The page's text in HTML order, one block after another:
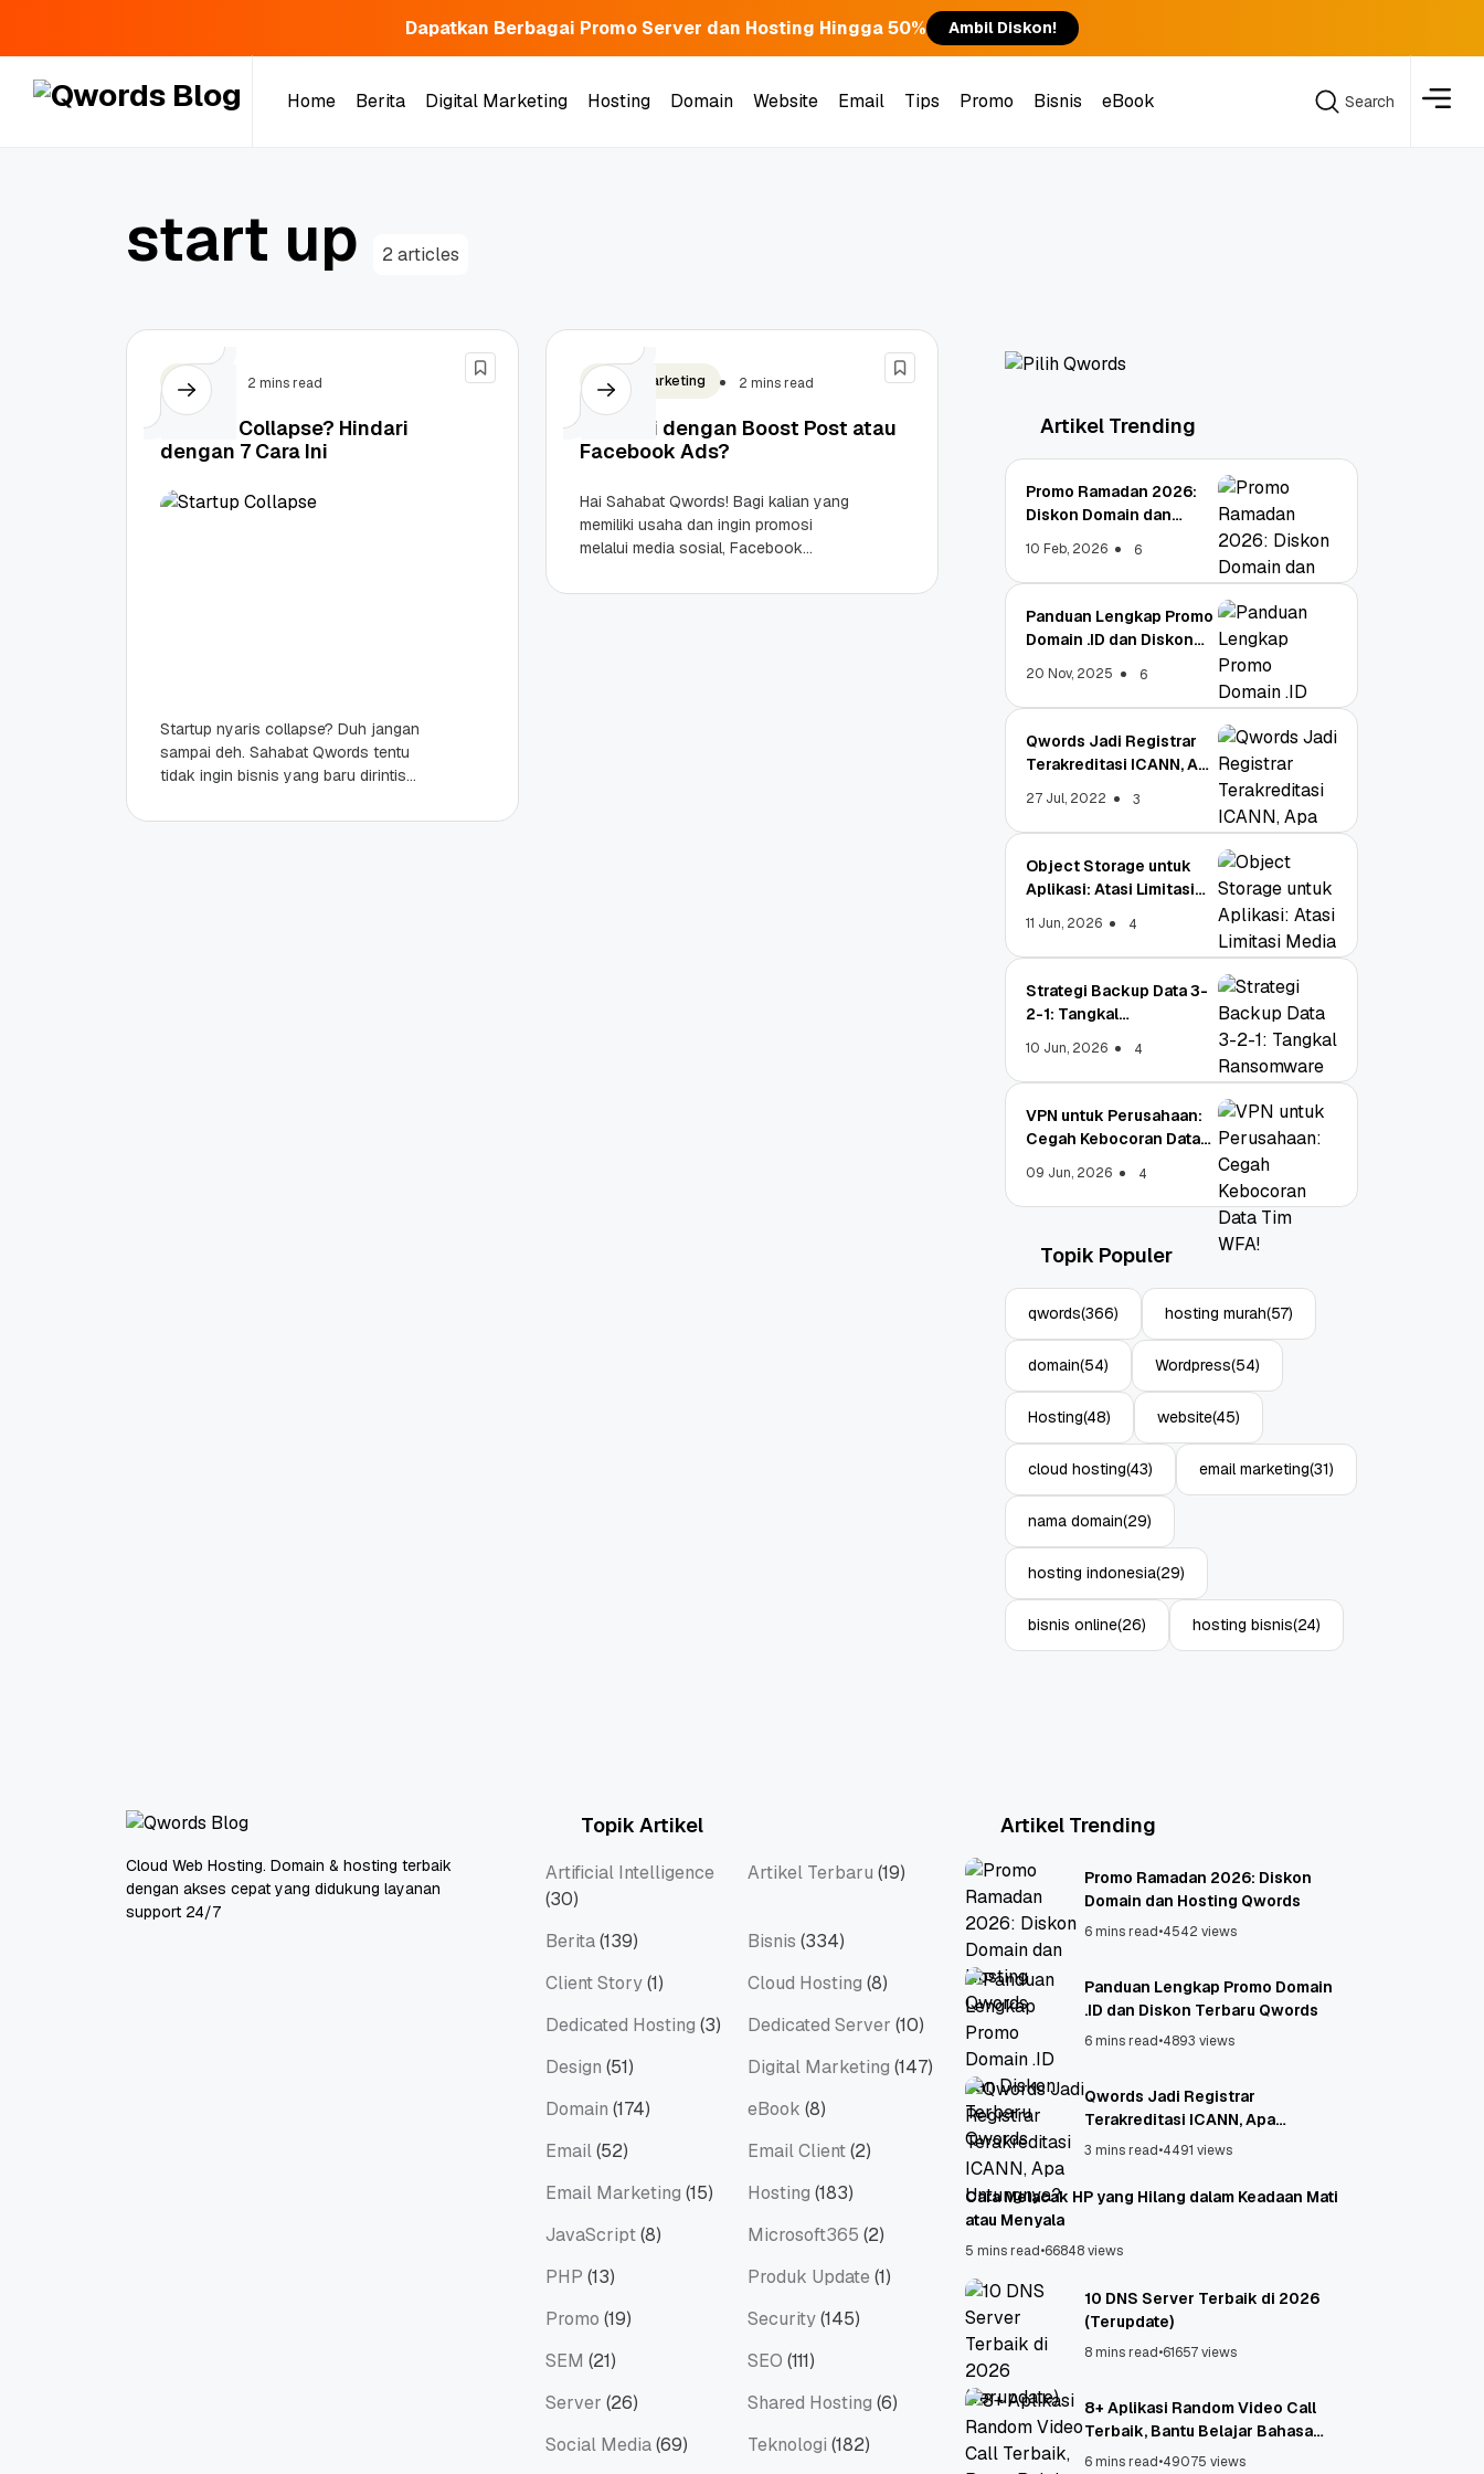
Dapatkan Berbagai Promo Server dan Hosting Hingga 50% Ambil Diskon!
Home Berita Digital Marketing Hosting Domain Website Email Tips Promo Bisnis eBook
Search
start up 2 articles
Bisnis 2 mins read
Startup Collapse? Hindari
dengan 7 Cara Ini
Startup nyaris collapse? Duh jangan
sampai deh. Sahabat Qwords tentu
tidak ingin bisnis yang baru dirintis
punya tips nya nih. Hindari...
Digital Marketing 2 mins read
Promosi dengan Boost Post atau
Facebook Ads?
Hai Sahabat Qwords! Bagi kalian yang
memiliki usaha dan ingin promosi
melalui media sosial, Facebook
masih menjadi media sosial terbesar...
Artikel Trending
Promo Ramadan 2026:
Diskon Domain dan
10 Feb, 2026 6
Panduan Lengkap Promo
Domain .ID dan Diskon
20 Nov, 2025 6
Qwords Jadi Registrar
Terakreditasi ICANN, Apa
27 Jul, 2022 3
Object Storage untuk
Aplikasi: Atasi Limitasi
11 Jun, 2026 4
Strategi Backup Data 3-
2-1: Tangkal
10 Jun, 2026 4
VPN untuk Perusahaan:
Cegah Kebocoran Data
09 Jun, 2026 4
Topik Populer
qwords(366) hosting murah(57)
domain(54) Wordpress(54)
Hosting(48) website(45)
cloud hosting(43) email marketing(31)
nama domain(29)
hosting indonesia(29)
bisnis online(26) hosting bisnis(24)
Cloud Web Hosting. Domain & hosting terbaik
dengan akses cepat yang didukung layanan
support 24/7
Topik Artikel
Artificial Intelligence
(30)
Artikel Terbaru (19)
Berita(139) Bisnis (334)
Client Story(1) Cloud Hosting (8)
Dedicated Hosting (3) Dedicated Server (10)
Design (51) Digital Marketing (147)
Domain (174) eBook (8)
Email(52) Email Client(2)
Email Marketing (15) Hosting (183)
JavaScript(8) Microsoft365 (2)
PHP (13) Produk Update (1)
Promo (19) Security(145)
SEM (21) SEO (111)
Server (26) Shared Hosting (6)
Social Media(69) Teknologi (182)
Artikel Trending
Promo Ramadan 2026: Diskon
Domain dan Hosting Qwords
6 mins read•4542 views
Panduan Lengkap Promo Domain
.ID dan Diskon Terbaru Qwords
6 mins read•4893 views
Qwords Jadi Registrar
Terakreditasi ICANN, Apa
Untungnya?
3 mins read•4491 views
Cara Melacak HP yang Hilang dalam Keadaan Mati
atau Menyala
5 mins read•66848 views
10 DNS Server Terbaik di 2026
(Terupdate)
8 mins read•61657 views
8+ Aplikasi Random Video Call
Terbaik, Bantu Belajar Bahasa
Asing!
6 mins read•49075 views